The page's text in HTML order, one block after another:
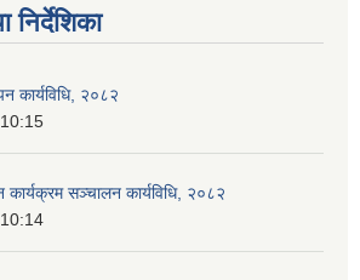
कार्यविधि, २०८२
कार्यक्रम सञ्‍चालन कार्यविधि, २०८२